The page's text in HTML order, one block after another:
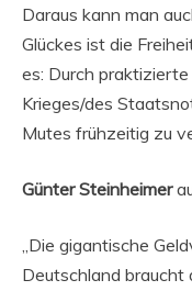
Daraus kann man
Glückes ist die
es: Durch
Krieges/des
Mutes frühzeitig zu
Günter Steinheimer
„Die gigantische
Deutschland braucht